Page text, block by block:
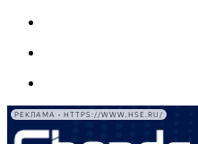
РЕКЛАМА • HTTPS://WWW.HSE.RU/